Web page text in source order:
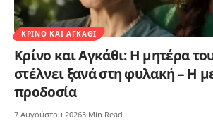
ΚΡΊΝΟ ΚΑΙ ΑΓΚΆΘΙ
Κρίνο και Αγκάθι: Η μητέρα
στέλνει ξανά στη φυλακή – Η
προδοσία
7 Αυγούστου 20263 Min Read